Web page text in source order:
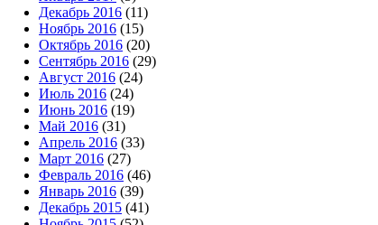
Декабрь 2016 (11)
Ноябрь 2016 (15)
Октябрь 2016 (20)
Сентябрь 2016 (29)
Август 2016 (24)
Июль 2016 (24)
Июнь 2016 (19)
Май 2016 (31)
Апрель 2016 (33)
Март 2016 (27)
Февраль 2016 (46)
Январь 2016 (39)
Декабрь 2015 (41)